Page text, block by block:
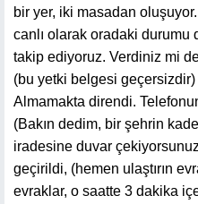
bir yer, iki masadan
canlı olarak oradaki durumu
takip ediyoruz. Verdiniz mi
(bu yetki belgesi
Almamakta direndi.
(Bakın dedim, bir şehrin
iradesine duvar
geçirildi, (hemen ulaştırın
evraklar, o saatte 3 dakika